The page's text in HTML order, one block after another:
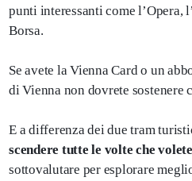
punti interessanti come l’Opera,
Borsa.
Se avete la Vienna Card o un
di Vienna non dovrete sostenere
E a differenza dei due tram
scendere tutte le volte che
sottovalutare per esplorare